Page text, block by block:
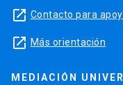
launch Contacto para
launch Más orientación
MEDIACIÓN